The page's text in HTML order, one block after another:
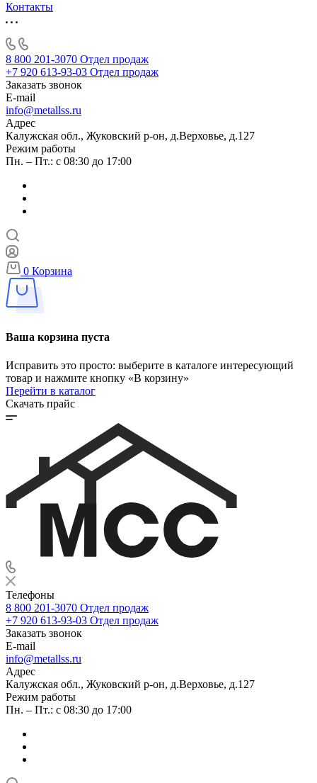
Контакты
8 800 201-3070 Отдел продаж
+7 920 613-93-03 Отдел продаж
Заказать звонок
E-mail
info@metallss.ru
Адрес
Калужская обл., Жуковский р-он, д.Верховье, д.127
Режим работы
Пн. – Пт.: с 08:30 до 17:00
0 Корзина
Ваша корзина пуста
Исправить это просто: выберите в каталоге интересующий
товар и нажмите кнопку «В корзину»
Перейти в каталог
Скачать прайс
Телефоны
8 800 201-3070 Отдел продаж
+7 920 613-93-03 Отдел продаж
Заказать звонок
E-mail
info@metallss.ru
Адрес
Калужская обл., Жуковский р-он, д.Верховье, д.127
Режим работы
Пн. – Пт.: с 08:30 до 17:00